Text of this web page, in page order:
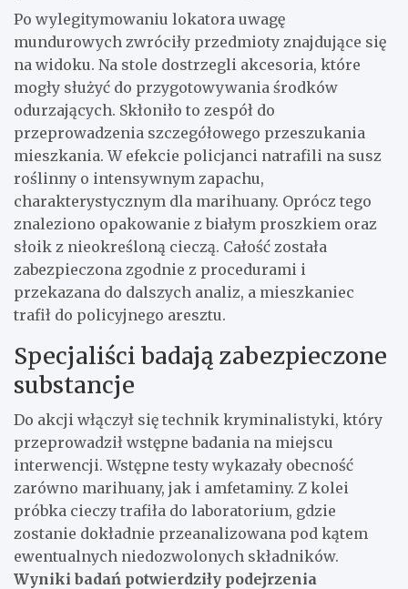
Po wylegitymowaniu lokatora uwagę
mundurowych zwróciły przedmioty znajdujące się
na widoku. Na stole dostrzegli akcesoria, które
mogły służyć do przygotowywania środków
odurzających. Skłoniło to zespół do
przeprowadzenia szczegółowego przeszukania
mieszkania. W efekcie policjanci natrafili na susz
roślinny o intensywnym zapachu,
charakterystycznym dla marihuany. Oprócz tego
znaleziono opakowanie z białym proszkiem oraz
słoik z nieokreśloną cieczą. Całość została
zabezpieczona zgodnie z procedurami i
przekazana do dalszych analiz, a mieszkaniec
trafił do policyjnego aresztu.
Specjaliści badają zabezpieczone
substancje
Do akcji włączył się technik kryminalistyki, który
przeprowadził wstępne badania na miejscu
interwencji. Wstępne testy wykazały obecność
zarówno marihuany, jak i amfetaminy. Z kolei
próbka cieczy trafiła do laboratorium, gdzie
zostanie dokładnie przeanalizowana pod kątem
ewentualnych niedozwolonych składników.
Wyniki badań potwierdziły podejrzenia